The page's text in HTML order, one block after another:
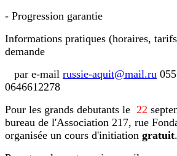
- Progression garantie
Informations pratiques (horaires,
demande
par e-mail russie-aquit@mail.ru
0646612278
Pour les grands debutants le 22
bureau de l'Association 217, rue
organisée un cours d'initiation gratuit.